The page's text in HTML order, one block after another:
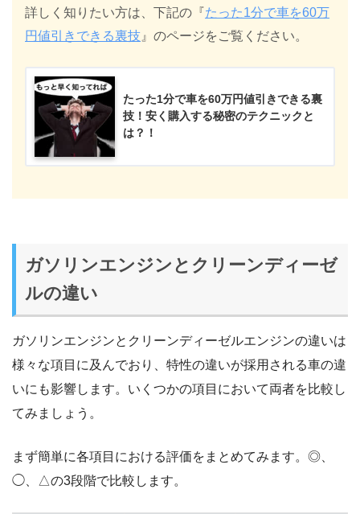
詳しく知りたい方は、下記の『たった1分で車を60万
円値引きできる裏技 』のページをご覧ください。
たった1分で車を60万円値引きできる裏
技！安く購入する秘密のテクニックと
は？！
ガソリンエンジンとクリーンディーゼ
ルの違い
ガソリンエンジンとクリーンディーゼルエンジンの違いは
様々な項目に及んでおり、特性の違いが採用される車の違
いにも影響します。いくつかの項目において両者を比較し
てみましょう。
まず簡単に各項目における評価をまとめてみます。◎、
◯、△の3段階で比較します。